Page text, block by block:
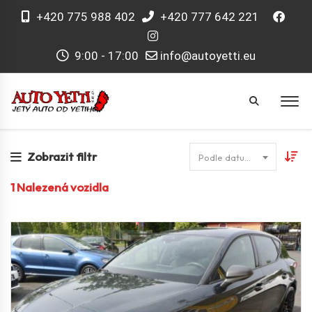
+420 775 988 402 +420 777 642 221
9:00 - 17:00 info@autoyetti.eu
Zobrazit filtr
1Nalezená vozidla